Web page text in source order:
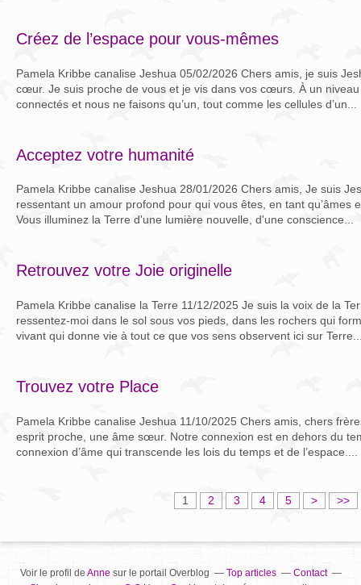
Créez de l’espace pour vous-mêmes
Pamela Kribbe canalise Jeshua 05/02/2026 Chers amis, je suis
cœur. Je suis proche de vous et je vis dans vos cœurs. À un
connectés et nous ne faisons qu’un, tout comme les cellules d’un...
Acceptez votre humanité
Pamela Kribbe canalise Jeshua 28/01/2026 Chers amis, Je suis
ressentant un amour profond pour qui vous êtes, en tant qu’âmes
Vous illuminez la Terre d'une lumière nouvelle, d'une conscience...
Retrouvez votre Joie originelle
Pamela Kribbe canalise la Terre 11/12/2025 Je suis la voix de la
ressentez-moi dans le sol sous vos pieds, dans les rochers qui
vivant qui donne vie à tout ce que vos sens observent ici sur
Trouvez votre Place
Pamela Kribbe canalise Jeshua 11/10/2025 Chers amis, chers
esprit proche, une âme sœur. Notre connexion est en dehors du
connexion d’âme qui transcende les lois du temps et de l’espace....
1 2 3 4 5 > >>
Voir le profil de Annesur le portail Overblog Top articles
Contact